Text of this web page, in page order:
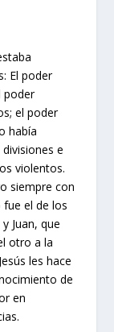
El poder
poder
el poder
había
e
violentos.
siempre con
fue el de los
Juan, que
otro a la
les hace
de
en